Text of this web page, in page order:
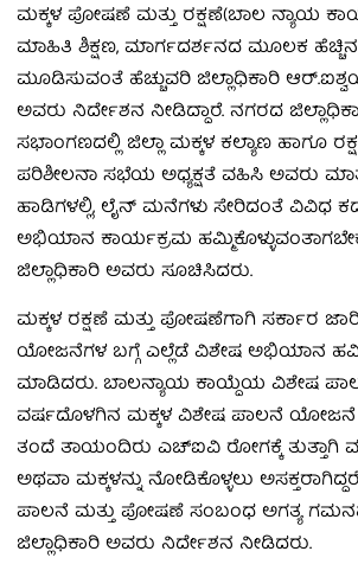
ಮಕ್ಕಳ ಪೋಷಣೆ ಮತ್ತು ರಕ್ಷಣೆ(ಬಾಲ ನ್ಯಾಯ
ಮಾಹಿತಿ ಶಿಕ್ಷಣ, ಮಾರ್ಗದರ್ಶನದ ಮೂಲಕ ಹೆಚ್ಚಿನ
ಮೂಡಿಸುವಂತೆ ಹೆಚ್ಚುವರಿ ಜಿಲ್ಲಾಧಿಕಾರಿ
ಅವರು ನಿರ್ದೇಶನ ನೀಡಿದ್ದಾರೆ. ನಗರದ
ಸಭಾಂಗಣದಲ್ಲಿ ಜಿಲ್ಲಾ ಮಕ್ಕಳ ಕಲ್ಯಾಣ ಹಾಗೂ
ಪರಿಶೀಲನಾ ಸಭೆಯ ಅಧ್ಯಕ್ಷತೆ ವಹಿಸಿ ಅವರು
ಹಾಡಿಗಳಲ್ಲಿ, ಲೈನ್ ಮನೆಗಳು ಸೇರಿದಂತೆ ವಿವಿಧ
ಅಭಿಯಾನ ಕಾರ್ಯಕ್ರಮ
ಜಿಲ್ಲಾಧಿಕಾರಿ ಅವರು ಸೂಚಿಸಿದರು.
ಮಕ್ಕಳ ರಕ್ಷಣೆ ಮತ್ತು ಪೋಷಣೆಗಾಗಿ ಸರ್ಕಾರ
ಯೋಜನೆಗಳ ಬಗ್ಗೆ ಎಲ್ಲೆಡೆ ವಿಶೇಷ ಅಭಿಯಾನ
ಮಾಡಿದರು. ಬಾಲನ್ಯಾಯ ಕಾಯ್ದೆಯ ವಿಶೇಷ
ವರ್ಷದೊಳಗಿನ ಮಕ್ಕಳ ವಿಶೇಷ ಪಾಲನೆ ಯೋಜನೆ
ತಂದೆ ತಾಯಂದಿರು ಎಚ್‍ಐವಿ ರೋಗಕ್ಕೆ ತುತ್ತಾಗಿ
ಅಥವಾ ಮಕ್ಕಳನ್ನು ನೋಡಿಕೊಳ್ಳಲು
ಪಾಲನೆ ಮತ್ತು ಪೋಷಣೆ ಸಂಬಂಧ ಅಗತ್ಯ
ಜಿಲ್ಲಾಧಿಕಾರಿ ಅವರು ನಿರ್ದೇಶನ ನೀಡಿದರು.